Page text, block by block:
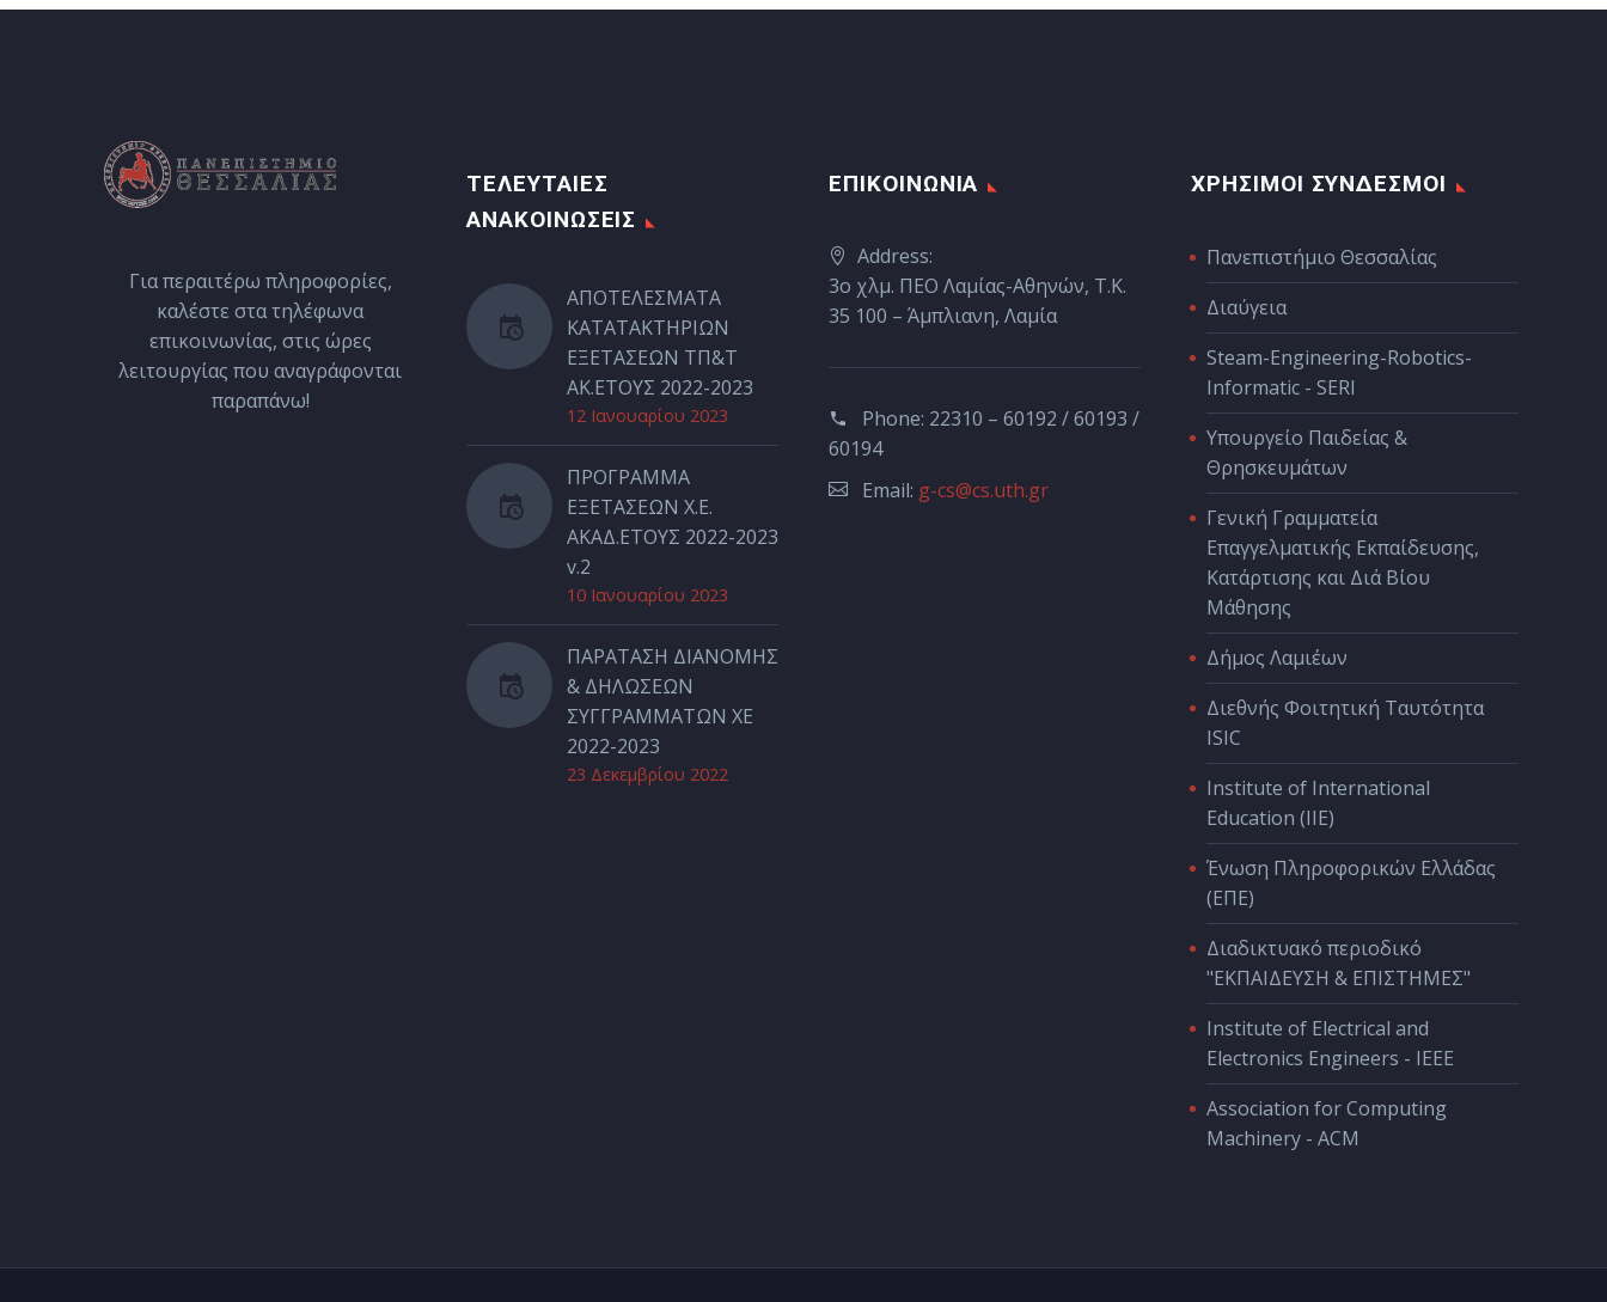
Για περαιτέρω πληροφορίες,
καλέστε στα τηλέφωνα
επικοινωνίας, στις ώρες
λειτουργίας που αναγράφονται
παραπάνω!
ΤΕΛΕΥΤΑΙΕΣ
ΑΝΑΚΟΙΝΩΣΕΙΣ
ΑΠΟΤΕΛΕΣΜΑΤΑ
ΚΑΤΑΤΑΚΤΗΡΙΩΝ
ΕΞΕΤΑΣΕΩΝ ΤΠ&Τ
ΑΚ.ΕΤΟΥΣ 2022-2023
12 Ιανουαρίου 2023
ΠΡΟΓΡΑΜΜΑ
ΕΞΕΤΑΣΕΩΝ Χ.Ε.
ΑΚΑΔ.ΕΤΟΥΣ 2022-2023
v.2
10 Ιανουαρίου 2023
ΠΑΡΑΤΑΣΗ ΔΙΑΝΟΜΗΣ
& ΔΗΛΩΣΕΩΝ
ΣΥΓΓΡΑΜΜΑΤΩΝ ΧΕ
2022-2023
23 Δεκεμβρίου 2022
ΕΠΙΚΟΙΝΩΝΙΑ
Address:
3ο χλμ. ΠΕΟ Λαμίας-Αθηνών, Τ.Κ.
35 100 – Άμπλιανη, Λαμία
Phone: 22310 – 60192 / 60193 /
60194
Email: g-cs@cs.uth.gr
ΧΡΗΣΙΜΟΙ ΣΥΝΔΕΣΜΟΙ
Πανεπιστήμιο Θεσσαλίας
Διαύγεια
Steam-Engineering-Robotics-
Informatic - SERI
Υπουργείο Παιδείας &
Θρησκευμάτων
Γενική Γραμματεία
Επαγγελματικής Εκπαίδευσης,
Κατάρτισης και Διά Βίου
Μάθησης
Δήμος Λαμιέων
Διεθνής Φοιτητική Ταυτότητα
ISIC
Institute of International
Education (IIE)
Ένωση Πληροφορικών Ελλάδας
(ΕΠΕ)
Διαδικτυακό περιοδικό
"ΕΚΠΑΙΔΕΥΣΗ & ΕΠΙΣΤΗΜΕΣ"
Institute of Electrical and
Electronics Engineers - IEEE
Association for Computing
Machinery - ACM